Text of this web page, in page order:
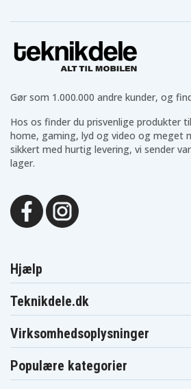
Gør som 1.000.000 andre kunder, og
Hos os finder du prisvenlige produkter
home, gaming, lyd og video og meget
sikkert med hurtig levering, vi sender
lager.
Hjælp
Teknikdele.dk
Virksomhedsoplysninger
Populære kategorier